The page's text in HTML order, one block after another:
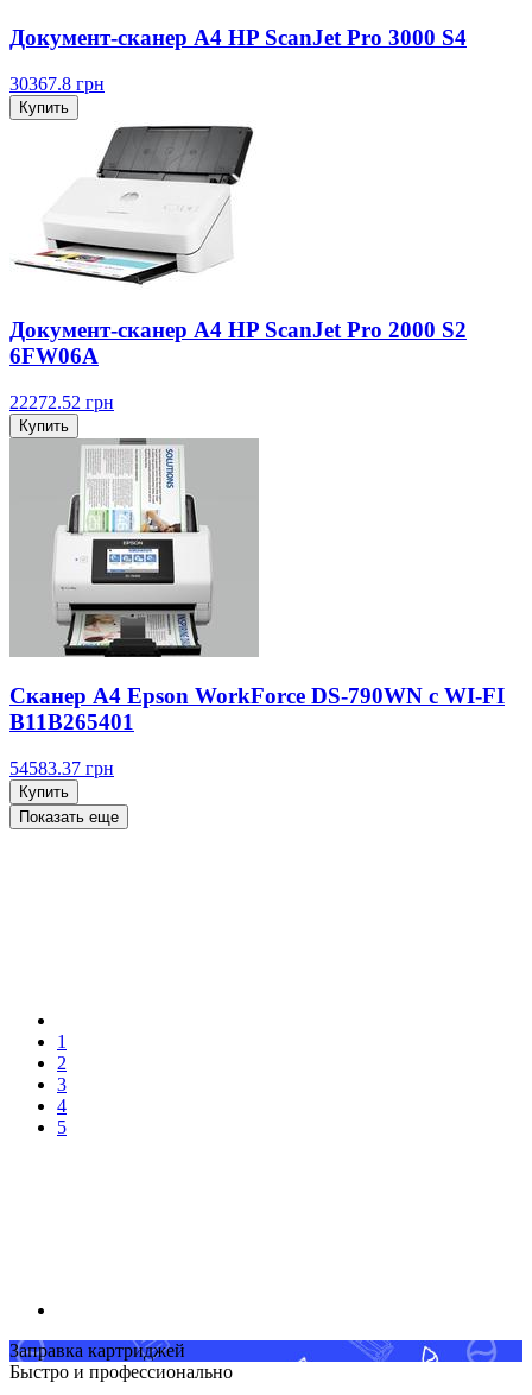
Документ-сканер А4 HP ScanJet Pro 3000 S4
30367.8 грн
Купить
Документ-сканер А4 HP ScanJet Pro 2000 S2
6FW06A
22272.52 грн
Купить
Сканер A4 Epson WorkForce DS-790WN с WI-FI
B11B265401
54583.37 грн
Купить
Показать еще
1
2
3
4
5
Заправка картриджей
Быстро и профессионально